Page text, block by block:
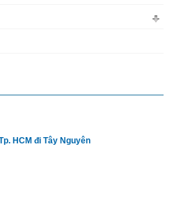
HCM đi Tây Nguyên